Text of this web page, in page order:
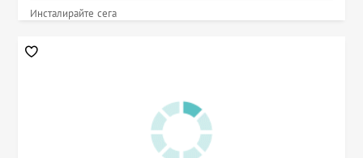
Инсталирайте сега